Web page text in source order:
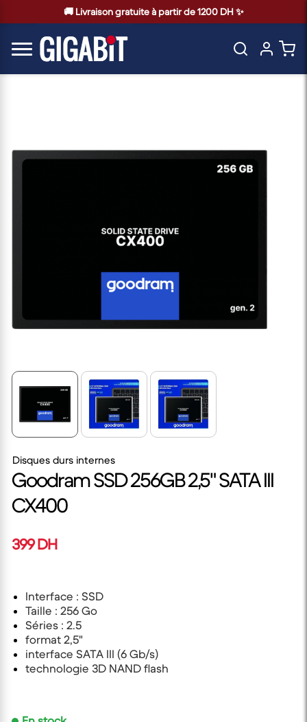
🚚 Livraison gratuite à partir de 1200 DH ✨
Disques durs internes
Goodram SSD 256GB 2,5" SATA III
CX400
399 DH
Interface : SSD
Taille : 256 Go
Séries : 2.5
format 2,5"
interface SATA III (6 Gb/s)
technologie 3D NAND flash